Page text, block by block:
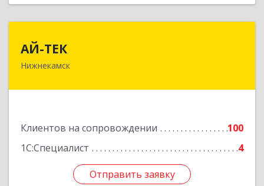
АЙ-ТЕК
Нижнекамск
Клиентов на сопровождении
100
1С:Специалист
4
Отправить заявку
423570, Татарстан Респ, Нижнекамский р-н,
Подробнее
Отправить заявку